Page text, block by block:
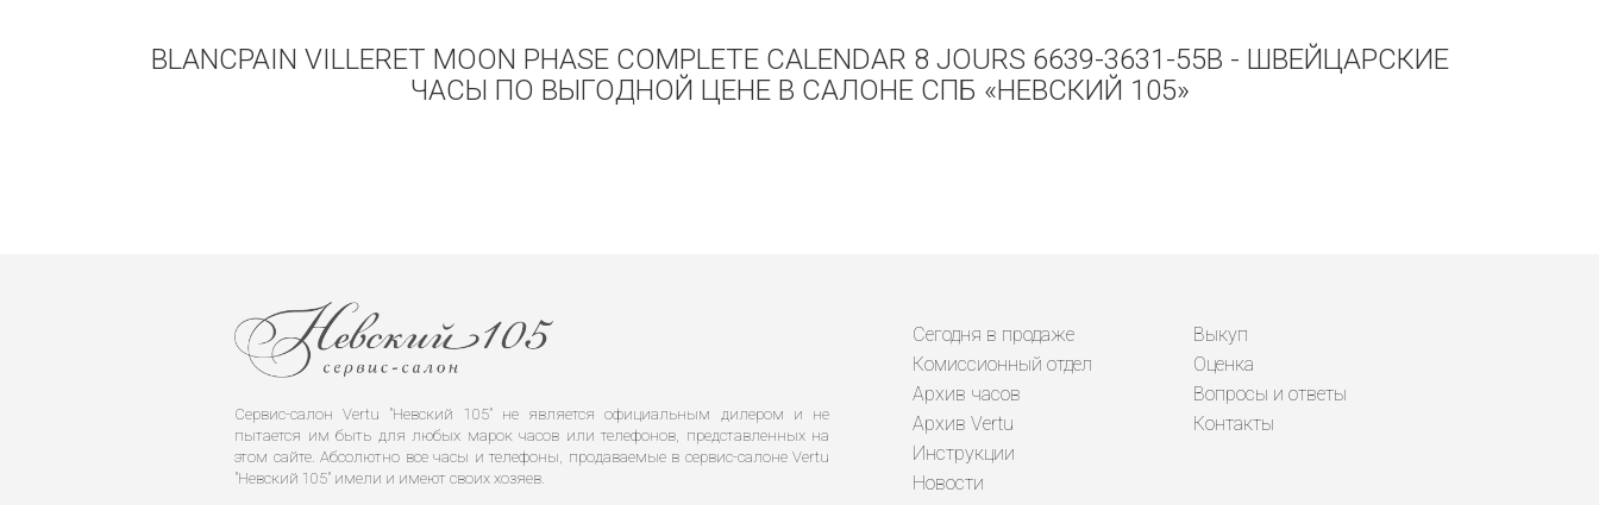
BLANCPAIN VILLERET MOON PHASE COMPLETE CALENDAR 8 JOURS 6639-3631-55B - ШВЕЙЦАРСКИЕ
ЧАСЫ ПО ВЫГОДНОЙ ЦЕНЕ В САЛОНЕ СПБ «НЕВСКИЙ 105»
Сервис-салон Vertu "Невский 105" не является официальным дилером и не
пытается им быть для любых марок часов или телефонов, представленных на
этом сайте. Абсолютно все часы и телефоны, продаваемые в сервис-салоне Vertu
"Невский 105" имели и имеют своих хозяев.
Сегодня в продаже
Комиссионный отдел
Архив часов
Архив Vertu
Инструкции
Новости
Выкуп
Оценка
Вопросы и ответы
Контакты